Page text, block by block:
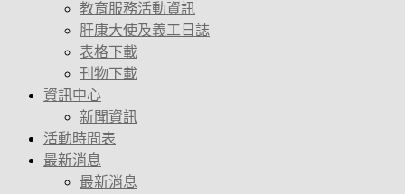
教育服務活動資訊
肝康大使及義工日誌
表格下載
刊物下載
資訊中心
新聞資訊
活動時間表
最新消息
最新消息